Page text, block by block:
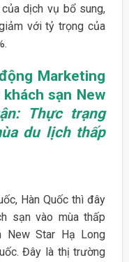
dịch vụ bổ sung,
với tỷ trọng của
Marketing
sạn New
Thực trạng
du lịch thấp
Hàn Quốc thì đây
sạn vào mùa thấp
New Star Hạ Long
Đây là thị trường